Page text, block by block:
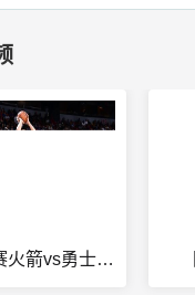
nba季后赛火箭vs勇士第6场